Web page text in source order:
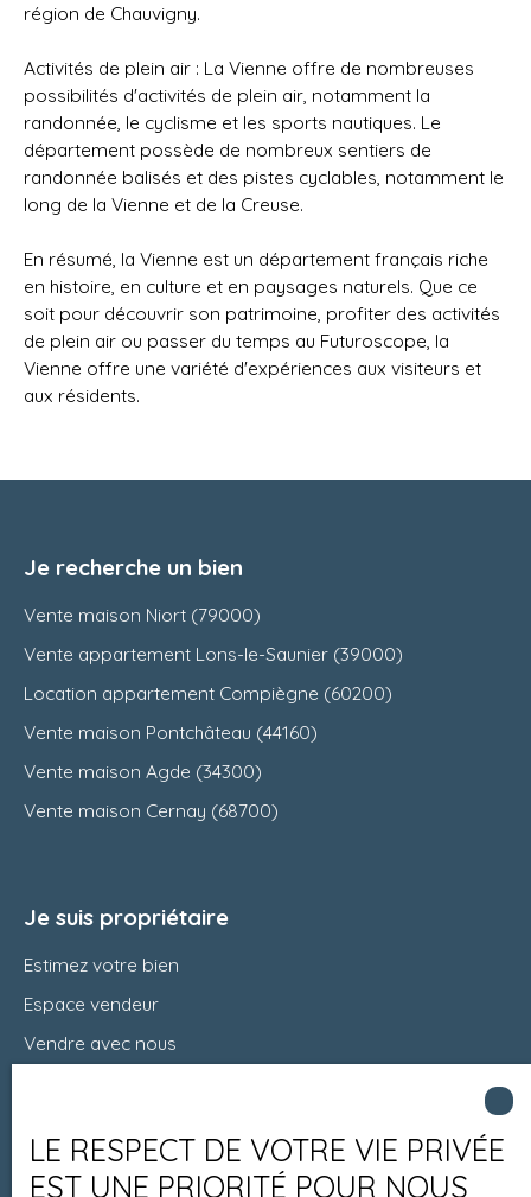
région de Chauvigny.
Activités de plein air : La Vienne offre de nombreuses
possibilités d'activités de plein air, notamment la
randonnée, le cyclisme et les sports nautiques. Le
département possède de nombreux sentiers de
randonnée balisés et des pistes cyclables, notamment le
long de la Vienne et de la Creuse.
En résumé, la Vienne est un département français riche
en histoire, en culture et en paysages naturels. Que ce
soit pour découvrir son patrimoine, profiter des activités
de plein air ou passer du temps au Futuroscope, la
Vienne offre une variété d'expériences aux visiteurs et
aux résidents.
Je recherche un bien
Vente maison Niort (79000)
Vente appartement Lons-le-Saunier (39000)
Location appartement Compiègne (60200)
Vente maison Pontchâteau (44160)
Vente maison Agde (34300)
Vente maison Cernay (68700)
Je suis propriétaire
Estimez votre bien
Espace vendeur
Vendre avec nous
LE RESPECT DE VOTRE VIE PRIVÉE
EST UNE PRIORITÉ POUR NOUS